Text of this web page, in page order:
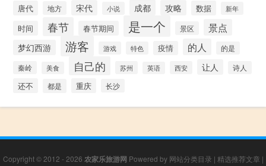
唐代 地方 宋代 小说 成都 攻略 数据 新年
时间 春节 春节期间 是一个 景区 景点
梦幻西游 游客 游戏 特色 疫情 的人 的是
秦岭 美食 自己的 苏州 英语 西安 让人 诗人
还不 都是 重庆 长沙
Copyright © 2012 - 2026 农家乐旅游网 Powered by 网站分类目录 | 精选推荐文章 |